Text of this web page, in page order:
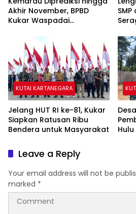
Akhir November, BPBD
Kukar Waspadai
KUTAI KARTANEGARA
Jelang HUT RI ke-81, Kukar
Siapkan Ratusan Ribu
Bendera untuk Masyarakat
Hulu
Leave a Reply
Your email address will not be
marked *